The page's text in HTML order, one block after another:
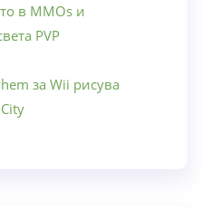
в MMOs и
PVP
за Wii рисува